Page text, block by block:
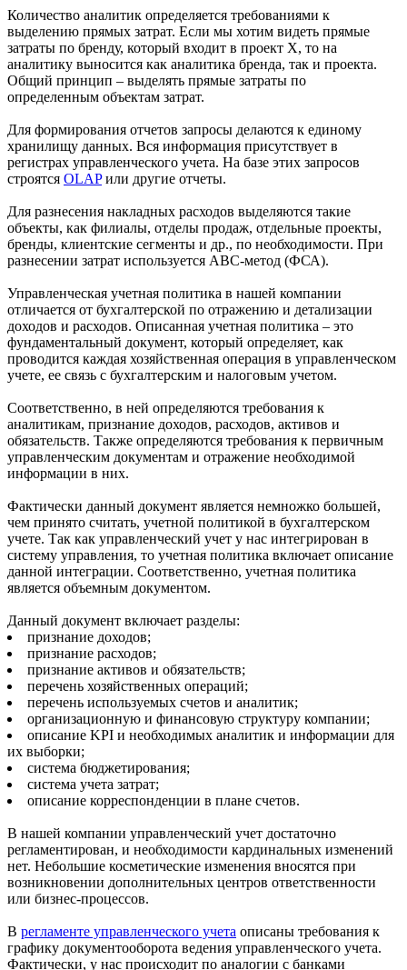
Количество аналитик определяется требованиями к
выделению прямых затрат. Если мы хотим видеть прямые
затраты по бренду, который входит в проект Х, то на
аналитику выносится как аналитика бренда, так и проекта.
Общий принцип – выделять прямые затраты по
определенным объектам затрат.
Для формирования отчетов запросы делаются к единому
хранилищу данных. Вся информация присутствует в
регистрах управленческого учета. На базе этих запросов
строятся OLAPили другие отчеты.
Для разнесения накладных расходов выделяются такие
объекты, как филиалы, отделы продаж, отдельные проекты,
бренды, клиентские сегменты и др., по необходимости. При
разнесении затрат используется ABC-метод (ФСА).
Управленческая учетная политика в нашей компании
отличается от бухгалтерской по отражению и детализации
доходов и расходов. Описанная учетная политика – это
фундаментальный документ, который определяет, как
проводится каждая хозяйственная операция в управленческом
учете, ее связь с бухгалтерским и налоговым учетом.
Соответственно, в ней определяются требования к
аналитикам, признание доходов, расходов, активов и
обязательств. Также определяются требования к первичным
управленческим документам и отражение необходимой
информации в них.
Фактически данный документ является немножко большей,
чем принято считать, учетной политикой в бухгалтерском
учете. Так как управленческий учет у нас интегрирован в
систему управления, то учетная политика включает описание
данной интеграции. Соответственно, учетная политика
является объемным документом.
Данный документ включает разделы:
признание доходов;
признание расходов;
признание активов и обязательств;
перечень хозяйственных операций;
перечень используемых счетов и аналитик;
организационную и финансовую структуру компании;
описание KPI и необходимых аналитик и информации для
их выборки;
система бюджетирования;
система учета затрат;
описание корреспонденции в плане счетов.
В нашей компании управленческий учет достаточно
регламентирован, и необходимости кардинальных изменений
нет. Небольшие косметические изменения вносятся при
возникновении дополнительных центров ответственности
или бизнес-процессов.
В регламенте управленческого учета описаны требования к
графику документооборота ведения управленческого учета.
Фактически, у нас происходит по аналогии с банками